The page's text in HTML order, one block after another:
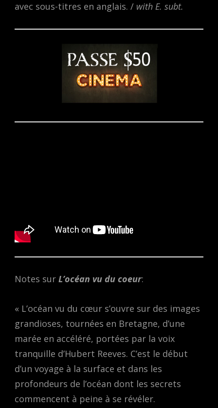
avec sous-titres en anglais. / with E. subt.
Notes sur L’océan vu du coeur:
« L’océan vu du cœur s’ouvre sur des images
grandioses, tournées en Bretagne, d’une
marée en accéléré, portées par la voix
tranquille d’Hubert Reeves. C’est le début
d’un voyage à la surface et dans les
profondeurs de l’océan dont les secrets
commencent à peine à se révéler.